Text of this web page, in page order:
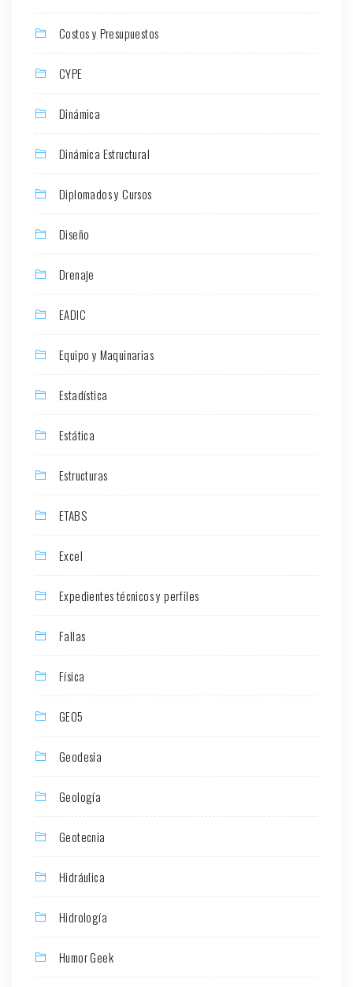
Costos y Presupuestos
CYPE
Dinámica
Dinámica Estructural
Diplomados y Cursos
Diseño
Drenaje
EADIC
Equipo y Maquinarias
Estadística
Estática
Estructuras
ETABS
Excel
Expedientes técnicos y perfiles
Fallas
Física
GEO5
Geodesia
Geología
Geotecnia
Hidráulica
Hidrología
Humor Geek